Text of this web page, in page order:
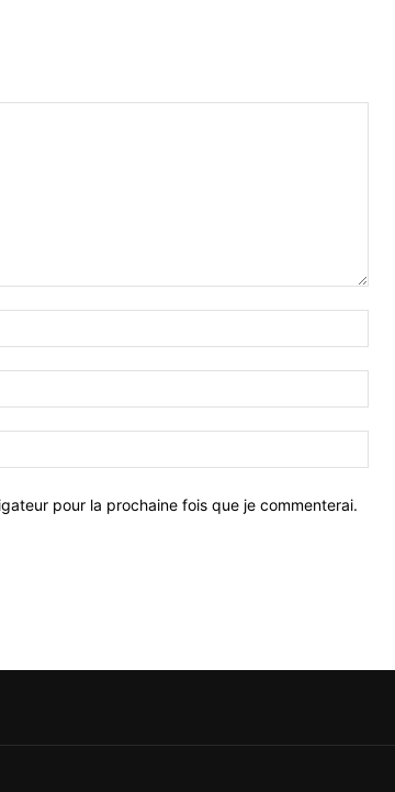
pour la prochaine fois que je commenterai.